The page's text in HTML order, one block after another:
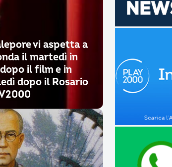
vi aspetta a
il martedì in
il film e in
dopo il Rosario